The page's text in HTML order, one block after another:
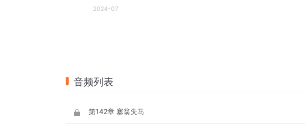
2024-07
音频列表
第142章 塞翁失马